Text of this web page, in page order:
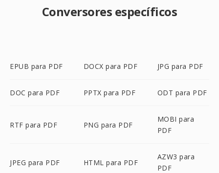
Conversores específicos
EPUB para PDF DOCX para PDF JPG para PDF
DOC para PDF PPTX para PDF ODT para PDF
RTF para PDF PNG para PDF
MOBI para
PDF
JPEG para PDF HTML para PDF
AZW3 para
PDF